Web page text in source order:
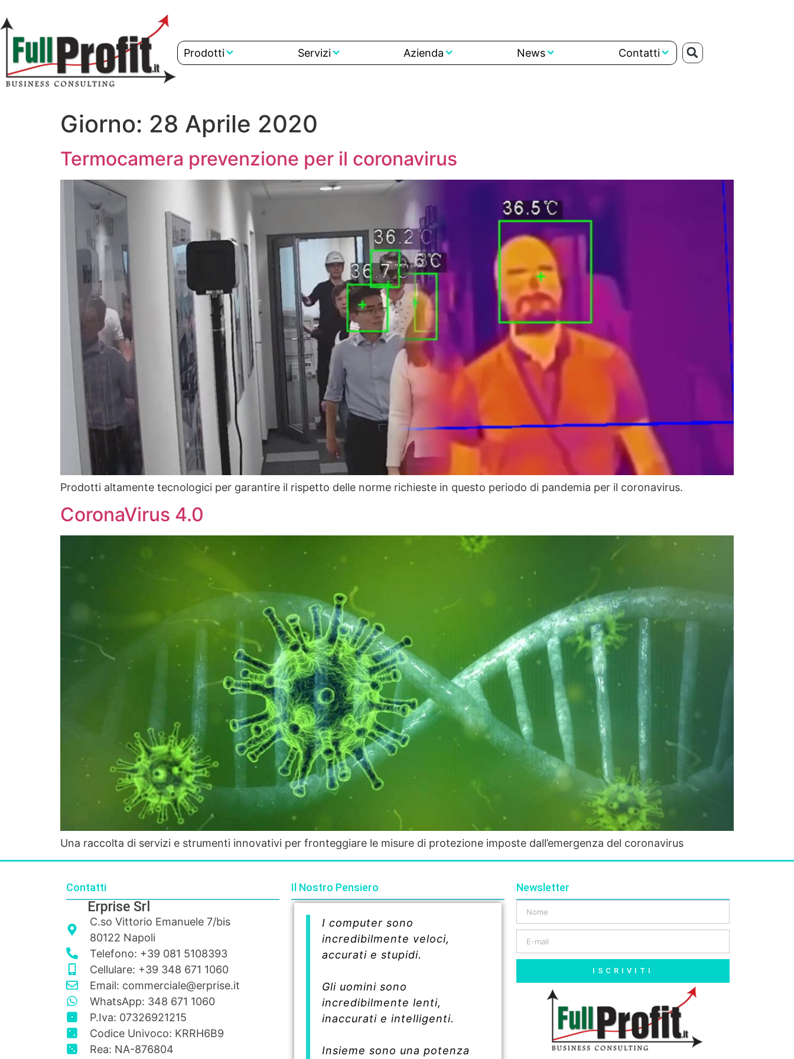
Prodotti Servizi Azienda News Contatti
Giorno: 28 Aprile 2020
Termocamera prevenzione per il coronavirus
Prodotti altamente tecnologici per garantire il rispetto delle norme richieste in questo periodo di pandemia per il coronavirus.
CoronaVirus 4.0
Una raccolta di servizi e strumenti innovativi per fronteggiare le misure di protezione imposte dall’emergenza del coronavirus
Contatti
Erprise Srl
C.so Vittorio Emanuele 7/bis
80122 Napoli
Telefono: +39 081 5108393
Cellulare: +39 348 671 1060
Email: commerciale@erprise.it
WhatsApp: 348 671 1060
P.Iva: 07326921215
Codice Univoco: KRRH6B9
Rea: NA-876804
Il Nostro Pensiero
I computer sono
incredibilmente veloci,
accurati e stupidi.
Gli uomini sono
incredibilmente lenti,
inaccurati e intelligenti.
Insieme sono una potenza
Newsletter
ISCRIVITI